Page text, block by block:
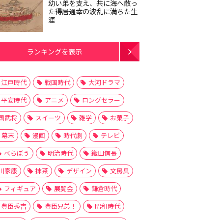
幼い弟を支え、共に海へ散っ
た得居通幸の波乱に満ちた生
涯
ランキングを表示
江戸時代 戦国時代
大河ドラマ
平安時代
アニメ
ロングセラー
武将
スイーツ 雑学
お菓子
幕末
漫画 時代劇
テレビ
べらぼう
明治時代
織田信長
家康
抹茶 デザイン
文房具
フィギュア
展覧会
鎌倉時代
豊臣秀吉
豊臣兄弟！
昭和時代